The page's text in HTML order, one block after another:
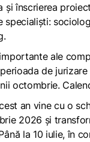
și înscrierea
specialiști:
ale
de jurizare
octombrie.
an vine cu o
2026 și
la 10 iulie, în